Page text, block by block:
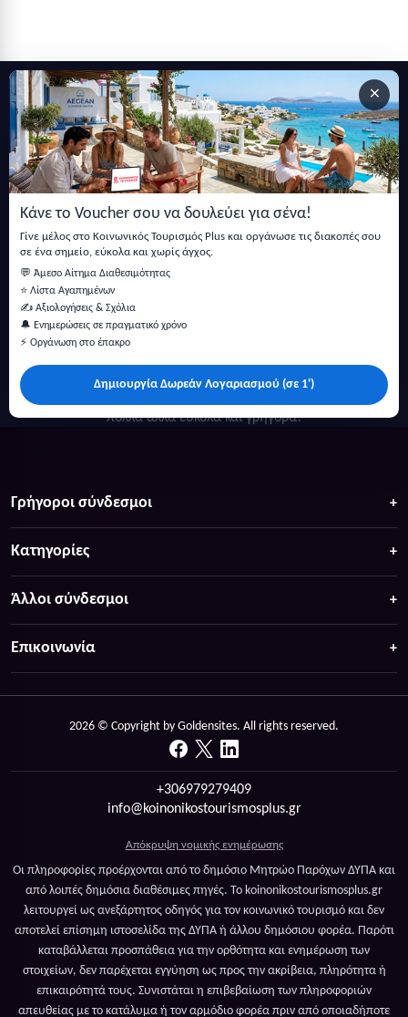
×
Κάνε το Voucher σου να δουλεύει για σένα!
Γίνε μέλος στο Κοινωνικός Τουρισμός Plus και οργάνωσε τις διακοπές σου
σε ένα σημείο, εύκολα και χωρίς άγχος.
💬 Άμεσο Αίτημα Διαθεσιμότητας
⭐ Λίστα Αγαπημένων
✍️ Αξιολογήσεις & Σχόλια
🔔 Ενημερώσεις σε πραγματικό χρόνο
⚡ Οργάνωση στο έπακρο
Δημιουργία Δωρεάν Λογαριασμού (σε 1')
Εγγραφείτε στο newsletter μας
Μείνετε ενημερωμένοι με τις τελευταίες ειδήσεις, ανακοινώσεις
και άρθρα.
πολλά άλλα ευκολα και γρήγορα!
Γρήγοροι σύνδεσμοι
Κατηγορίες
Άλλοι σύνδεσμοι
Επικοινωνία
2026 © Copyright by Goldensites. All rights reserved.
+306979279409
info@koinonikostourismosplus.gr
Απόκρυψη νομικής ενημέρωσης
Οι πληροφορίες προέρχονται από το δημόσιο Μητρώο Παρόχων ΔΥΠΑ και
από λοιπές δημόσια διαθέσιμες πηγές. Το koinonikostourismosplus.gr
λειτουργεί ως ανεξάρτητος οδηγός για τον κοινωνικό τουρισμό και δεν
αποτελεί επίσημη ιστοσελίδα της ΔΥΠΑ ή άλλου δημόσιου φορέα. Παρότι
καταβάλλεται προσπάθεια για την ορθότητα και ενημέρωση των
στοιχείων, δεν παρέχεται εγγύηση ως προς την ακρίβεια, πληρότητα ή
επικαιρότητά τους. Συνιστάται η επιβεβαίωση των πληροφοριών
απευθείας με το κατάλυμα ή τον αρμόδιο φορέα πριν από οποιαδήποτε